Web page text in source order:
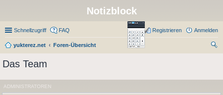
Notizblock
Schnellzugriff FAQ Anmelden
Registrieren
yukterez.net
Foren-Übersicht
Das Team
ADMINISTRATOREN